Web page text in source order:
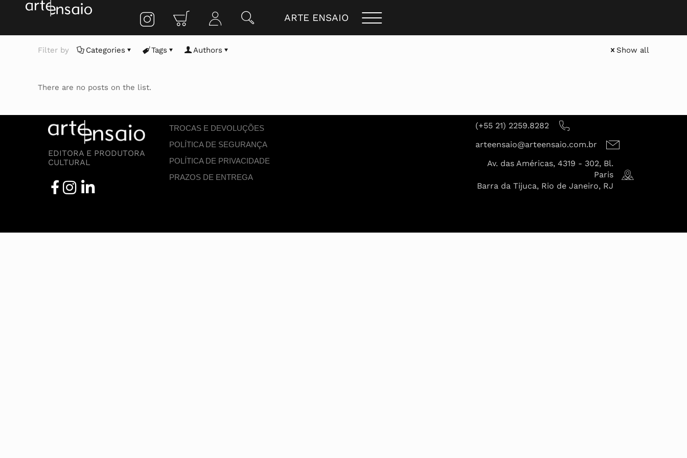
ARTE ENSAIO
Filter by Categories Tags Authors Show all
There are no posts on the list.
EDITORA E PRODUTORA
CULTURAL
TROCAS E DEVOLUÇÕES
POLÍTICA DE SEGURANÇA
POLÍTICA DE PRIVACIDADE
PRAZOS DE ENTREGA
(+55 21) 2259.8282
arteensaio@arteensaio.com.br
Av. das Américas, 4319 - 302, Bl.
Paris
Barra da Tijuca, Rio de Janeiro, RJ